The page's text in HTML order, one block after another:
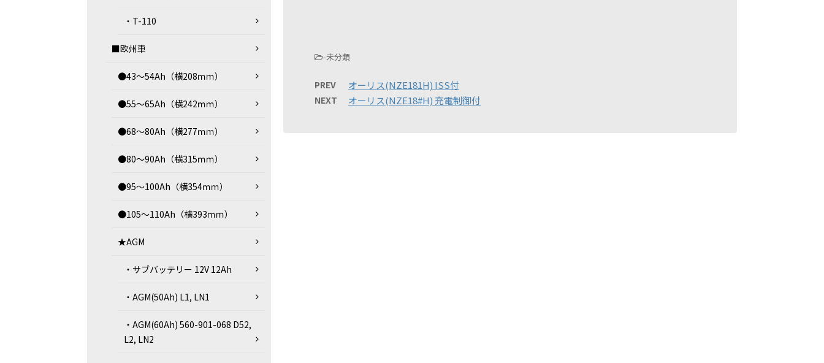
-未分類
PREV オーリス(NZE181H) ISS付
NEXT オーリス(NZE18#H) 充電制御付
・T-110
■欧州車
●43～54Ah（横208ｍｍ）
●55～65Ah（横242ｍｍ）
●68～80Ah（横277ｍｍ）
●80～90Ah（横315ｍｍ）
●95～100Ah（横354ｍｍ）
●105～110Ah（横393ｍｍ）
★AGM
・サブバッテリー 12V 12Ah
・AGM(50Ah) L1, LN1
・AGM(60Ah) 560-901-068 D52,
L2, LN2